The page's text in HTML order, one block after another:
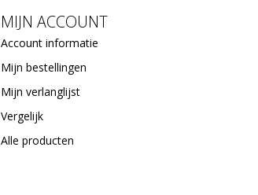
MIJN ACCOUNT
Account informatie
Mijn bestellingen
Mijn verlanglijst
Vergelijk
Alle producten